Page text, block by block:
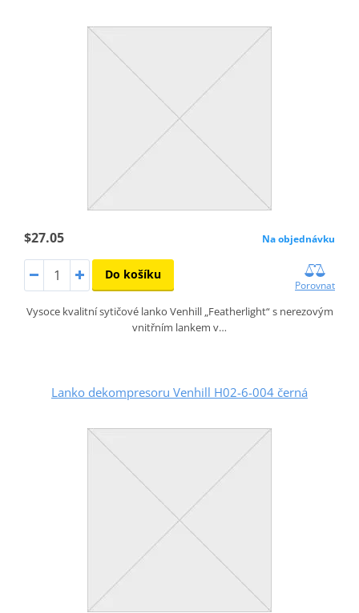
$27.05 Na objednávku
Do košíku
Porovnat
Vysoce kvalitní sytičové lanko Venhill „Featherlight“ s nerezovým
vnitřním lankem v…
Lanko dekompresoru Venhill H02-6-004 černá